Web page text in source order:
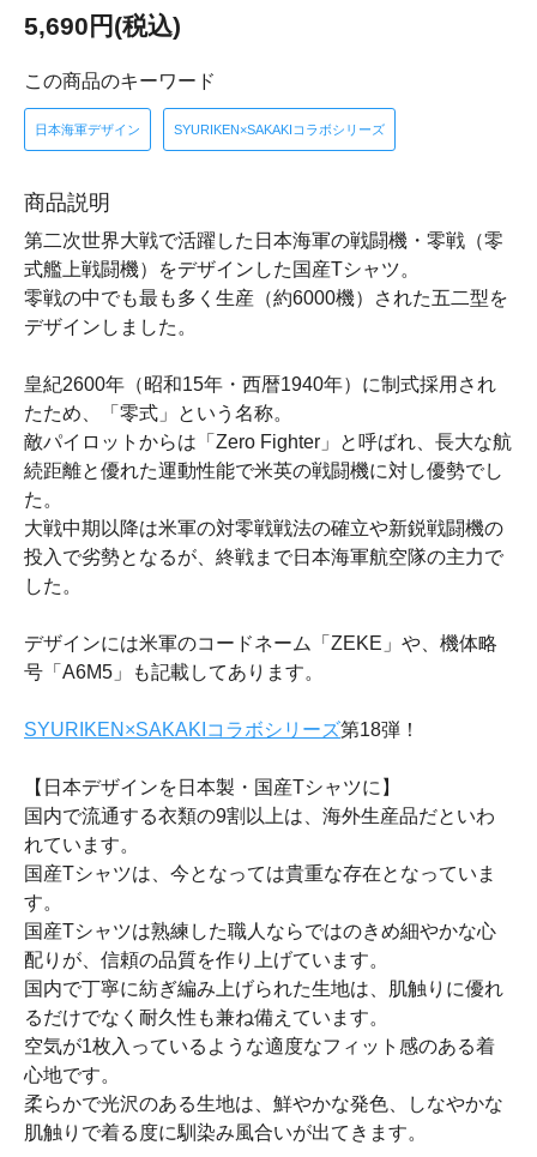
5,690円(税込)
この商品のキーワード
日本海軍デザイン SYURIKEN×SAKAKIコラボシリーズ
商品説明
第二次世界大戦で活躍した日本海軍の戦闘機・零戦（零
式艦上戦闘機）をデザインした国産Tシャツ。
零戦の中でも最も多く生産（約6000機）された五二型を
デザインしました。
皇紀2600年（昭和15年・西暦1940年）に制式採用され
たため、「零式」という名称。
敵パイロットからは「Zero Fighter」と呼ばれ、長大な航
続距離と優れた運動性能で米英の戦闘機に対し優勢でし
た。
大戦中期以降は米軍の対零戦戦法の確立や新鋭戦闘機の
投入で劣勢となるが、終戦まで日本海軍航空隊の主力で
した。
デザインには米軍のコードネーム「ZEKE」や、機体略
号「A6M5」も記載してあります。
SYURIKEN×SAKAKIコラボシリーズ第18弾！
【日本デザインを日本製・国産Tシャツに】
国内で流通する衣類の9割以上は、海外生産品だといわ
れています。
国産Tシャツは、今となっては貴重な存在となっていま
す。
国産Tシャツは熟練した職人ならではのきめ細やかな心
配りが、信頼の品質を作り上げています。
国内で丁寧に紡ぎ編み上げられた生地は、肌触りに優れ
るだけでなく耐久性も兼ね備えています。
空気が1枚入っているような適度なフィット感のある着
心地です。
柔らかで光沢のある生地は、鮮やかな発色、しなやかな
肌触りで着る度に馴染み風合いが出てきます。